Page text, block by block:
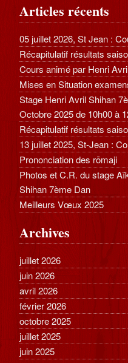
Articles récents
05 juillet 2026, St Jean :
Récapitulatif résultats
Cours animé par Henri
Mises en Situation
Stage Henri Avril Shihan
Octobre 2025 de 10h00 à
Récapitulatif résultats
13 juillet 2025, St-Jean :
Prononciation des rōmaji
Photos et C.R. du stage
Shihan 7ème Dan
Meilleurs Vœux 2025
Archives
juillet 2026
juin 2026
avril 2026
février 2026
octobre 2025
juillet 2025
juin 2025